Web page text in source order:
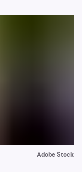
Adobe Stock